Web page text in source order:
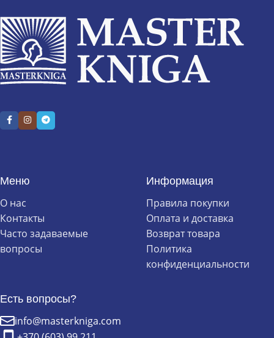
Меню
О нас
Контакты
Часто задаваемые
вопросы
Информация
Правила покупки
Оплата и доставка
Возврат товара
Политика
конфиденциальности
Есть вопросы?
info@masterkniga.com